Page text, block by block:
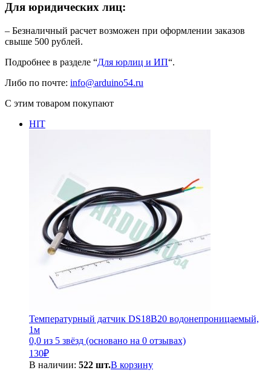
Для юридических лиц:
– Безналичный расчет возможен при оформлении заказов
свыше 500 рублей.
Подробнее в разделе “Для юрлиц и ИП“.
Либо по почте: info@arduino54.ru
С этим товаром покупают
HIT
Температурный датчик DS18B20 водонепроницаемый,
1м
0,0 из 5 звёзд (основано на 0 отзывах)
130₽
В наличии: 522 шт.В корзину